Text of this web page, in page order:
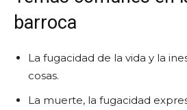
barroca
La fugacidad de la vida y la
cosas.
La muerte, la fugacidad